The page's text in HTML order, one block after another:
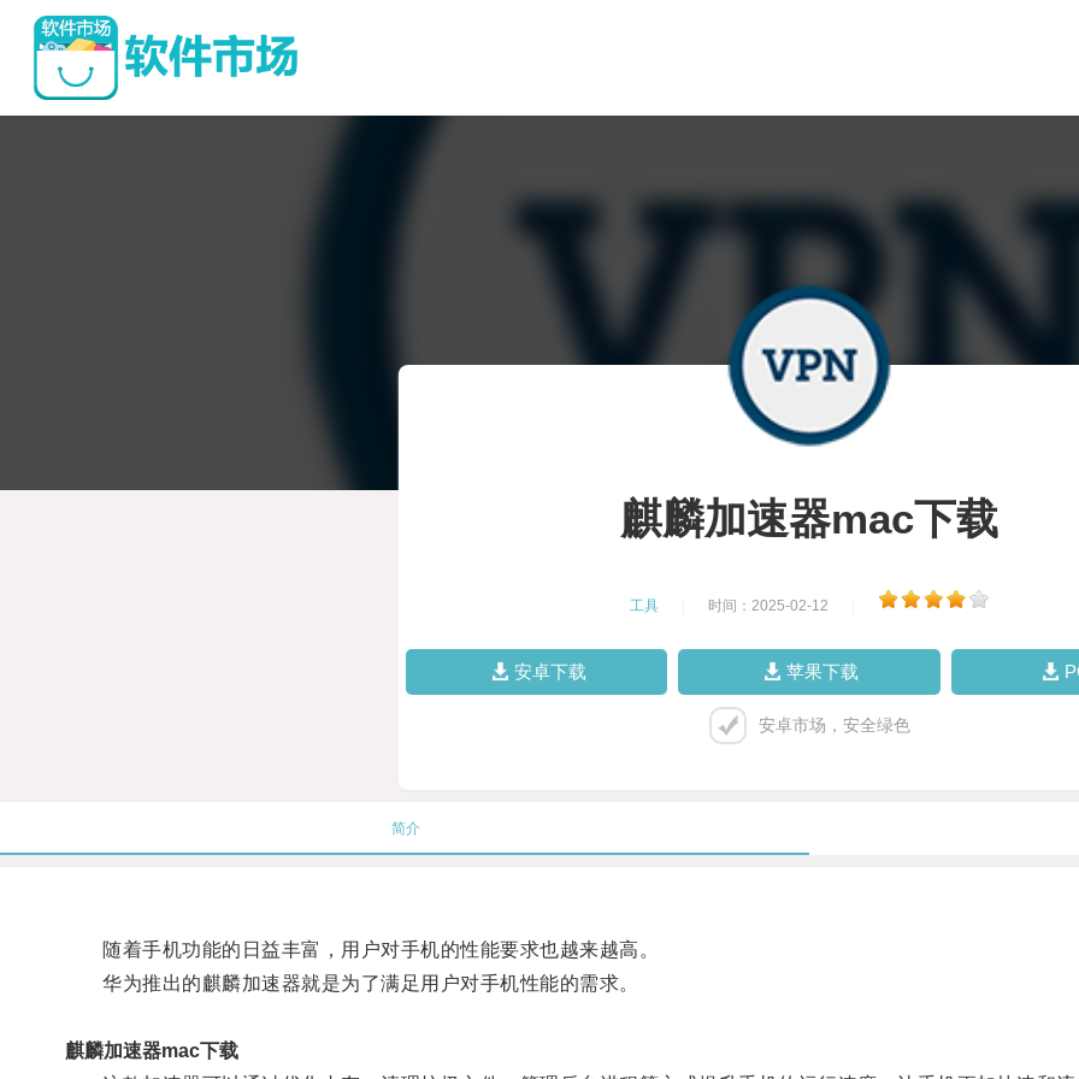
麒麟加速器mac下载
工具 时间：2025-02-12
安卓下载 苹果下载
安卓市场，安全绿色
简介
随着手机功能的日益丰富，用户对手机的性能要求也越来越高。
华为推出的麒麟加速器就是为了满足用户对手机性能的需求。
麒麟加速器mac下载